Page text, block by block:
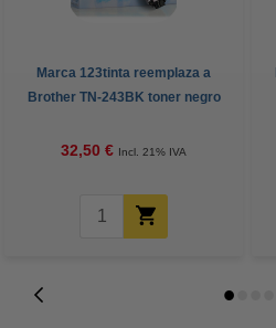
Marca 123tinta reemplaza a
Brother TN-243BK toner negro
32,50 € Incl. 21% IVA